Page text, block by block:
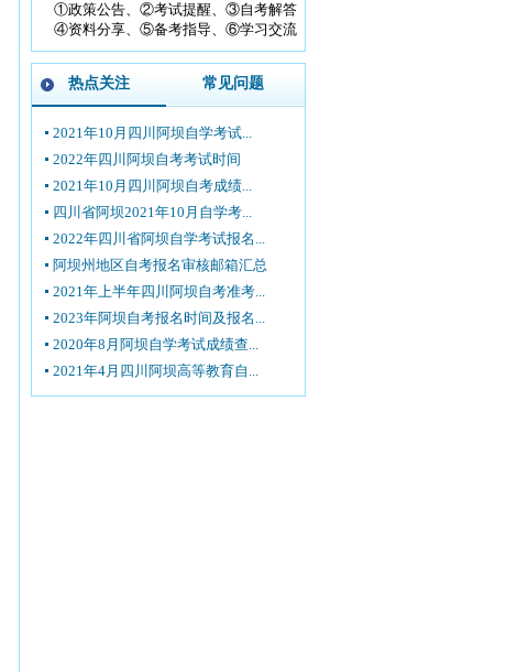
①政策公告、②考试提醒、③自考解答
④资料分享、⑤备考指导、⑥学习交流
热点关注 常见问题
2021年10月四川阿坝自学考试...
2022年四川阿坝自考考试时间
2021年10月四川阿坝自考成绩...
四川省阿坝2021年10月自学考...
2022年四川省阿坝自学考试报名...
阿坝州地区自考报名审核邮箱汇总
2021年上半年四川阿坝自考准考...
2023年阿坝自考报名时间及报名...
2020年8月阿坝自学考试成绩查...
2021年4月四川阿坝高等教育自...